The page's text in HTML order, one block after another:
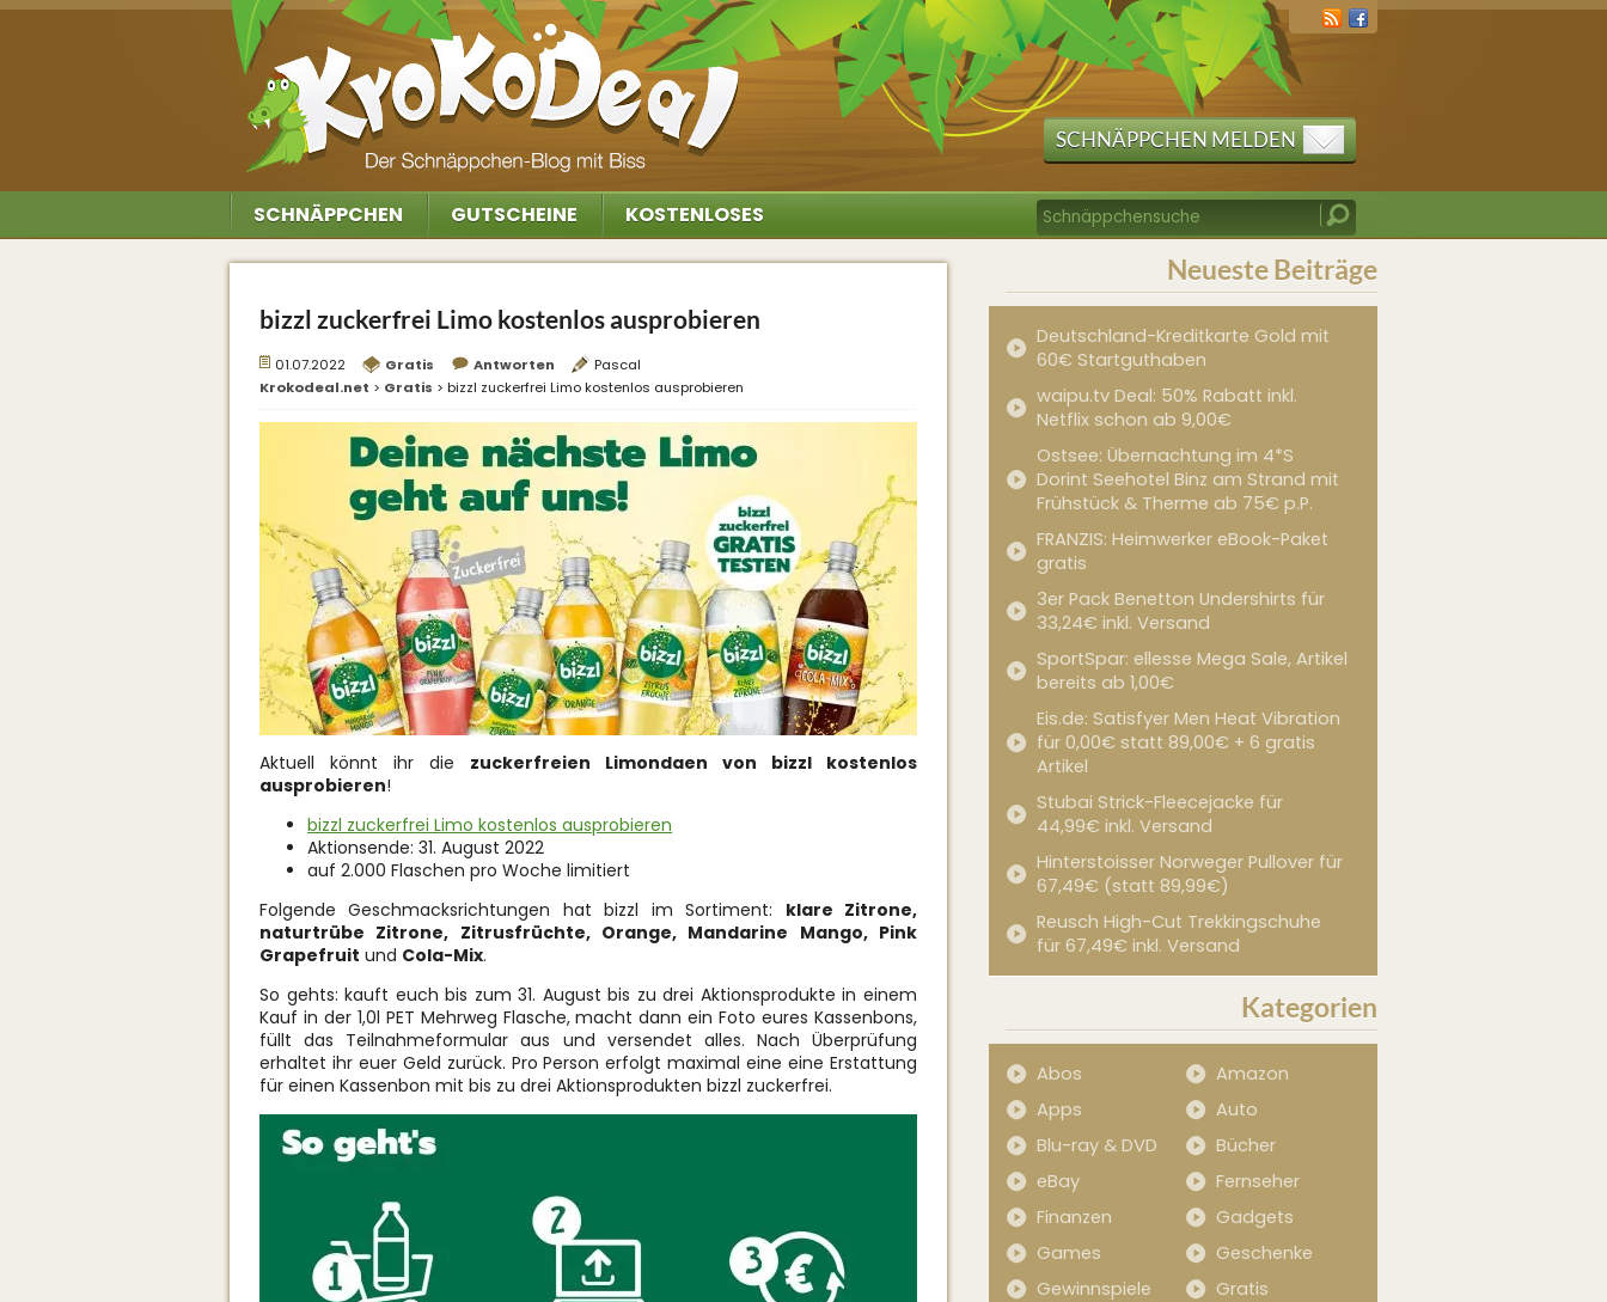
SCHNÄPPCHEN MELDEN
SCHNÄPPCHEN GUTSCHEINE KOSTENLOSES
bizzl zuckerfrei Limo kostenlos ausprobieren
01.07.2022 Gratis Antworten
Pascal
Krokodeal.net > Gratis > bizzl zuckerfrei Limo kostenlos ausprobieren
Aktuell könnt ihr die zuckerfreien Limondaen von bizzl kostenlos
ausprobieren!
bizzl zuckerfrei Limo kostenlos ausprobieren
Aktionsende: 31. August 2022
auf 2.000 Flaschen pro Woche limitiert
Folgende Geschmacksrichtungen hat bizzl im Sortiment: klare Zitrone,
naturtrübe Zitrone, Zitrusfrüchte, Orange, Mandarine Mango, Pink
Grapefruit und Cola-Mix.
So gehts: kauft euch bis zum 31. August bis zu drei Aktionsprodukte in einem
Kauf in der 1,0l PET Mehrweg Flasche, macht dann ein Foto eures Kassenbons,
füllt das Teilnahmeformular aus und versendet alles. Nach Überprüfung
erhaltet ihr euer Geld zurück. Pro Person erfolgt maximal eine eine Erstattung
für einen Kassenbon mit bis zu drei Aktionsprodukten bizzl zuckerfrei.
Neueste Beiträge
Deutschland-Kreditkarte Gold mit
60€ Startguthaben
waipu.tv Deal: 50% Rabatt inkl.
Netflix schon ab 9,00€
Ostsee: Übernachtung im 4*S
Dorint Seehotel Binz am Strand mit
Frühstück & Therme ab 75€ p.P.
FRANZIS: Heimwerker eBook-Paket
gratis
3er Pack Benetton Undershirts für
33,24€ inkl. Versand
SportSpar: ellesse Mega Sale, Artikel
bereits ab 1,00€
Eis.de: Satisfyer Men Heat Vibration
für 0,00€ statt 89,00€ + 6 gratis
Artikel
Stubai Strick-Fleecejacke für
44,99€ inkl. Versand
Hinterstoisser Norweger Pullover für
67,49€ (statt 89,99€)
Reusch High-Cut Trekkingschuhe
für 67,49€ inkl. Versand
Kategorien
Abos
Amazon
Apps
Auto
Blu-ray & DVD
Bücher
eBay
Fernseher
Finanzen
Gadgets
Games
Geschenke
Gewinnspiele
Gratis